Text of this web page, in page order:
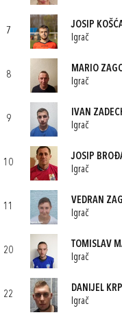
7
JOSIP
Igrač
8
MARIO
Igrač
9
IVAN
Igrač
10
JOSIP
Igrač
11
VEDRAN
Igrač
20
TOMISLAV
Igrač
22
DANIJEL
Igrač